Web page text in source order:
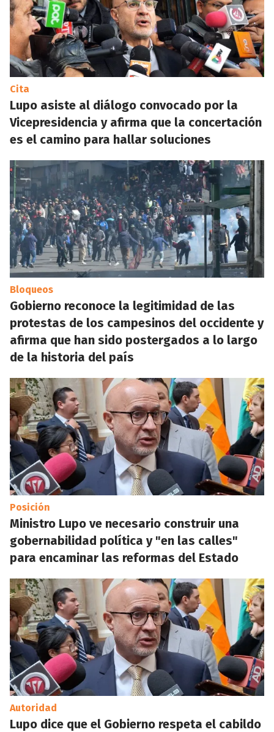
Cita
Lupo asiste al diálogo convocado por la
Vicepresidencia y afirma que la concertación
es el camino para hallar soluciones
Bloqueos
Gobierno reconoce la legitimidad de las
protestas de los campesinos del occidente y
afirma que han sido postergados a lo largo
de la historia del país
Posición
Ministro Lupo ve necesario construir una
gobernabilidad política y "en las calles"
para encaminar las reformas del Estado
Autoridad
Lupo dice que el Gobierno respeta el cabildo